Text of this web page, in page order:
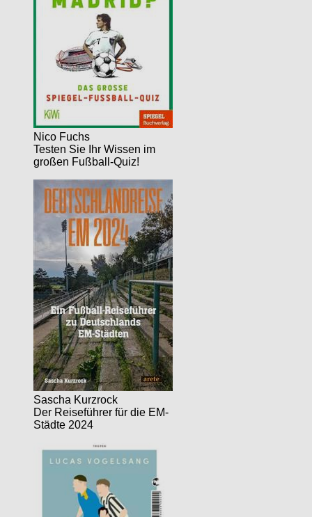
Nico Fuchs
Testen Sie Ihr Wissen im
großen Fußball-Quiz!
Sascha Kurzrock
Der Reiseführer für die EM-
Städte 2024